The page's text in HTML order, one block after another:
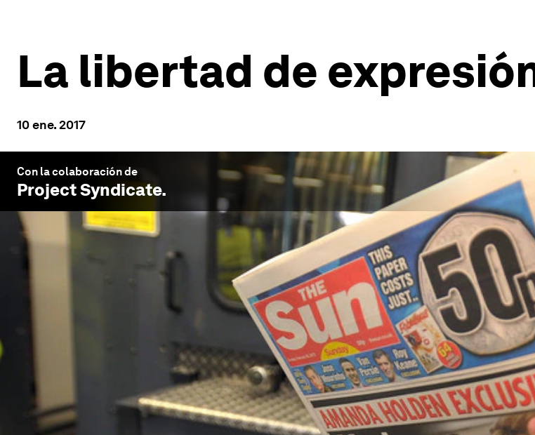
La libertad de
10 ene. 2017
Con la colaboración de
Project Syndicate.